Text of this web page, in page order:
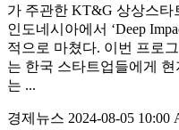
가 주관한 KT&G 상상스타
인도네시아에서 ‘Deep
적으로 마쳤다. 이번 프로
는 한국 스타트업들에게
는 ...
경제뉴스 2024-08-05 10:00